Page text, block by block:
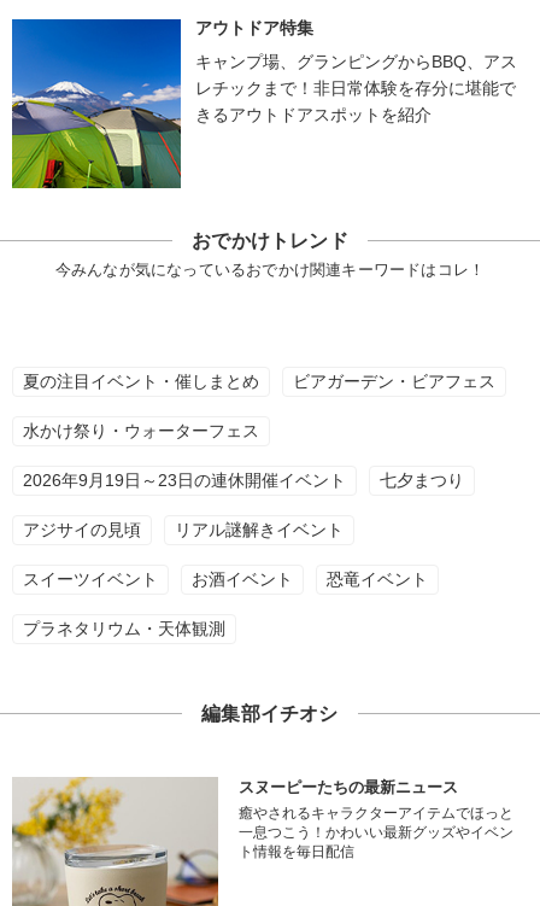
アウトドア特集
キャンプ場、グランピングからBBQ、アス
レチックまで！非日常体験を存分に堪能で
きるアウトドアスポットを紹介
おでかけトレンド
今みんなが気になっているおでかけ関連キーワードはコレ！
夏の注目イベント・催しまとめ ビアガーデン・ビアフェス
水かけ祭り・ウォーターフェス
2026年9月19日～23日の連休開催イベント 七夕まつり
アジサイの見頃 リアル謎解きイベント
スイーツイベント お酒イベント 恐竜イベント
プラネタリウム・天体観測
編集部イチオシ
スヌーピーたちの最新ニュース
癒やされるキャラクターアイテムでほっと
一息つこう！かわいい最新グッズやイベン
ト情報を毎日配信